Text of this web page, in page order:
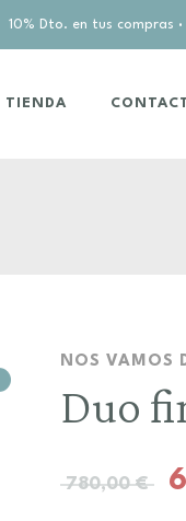
10% Dto. en tus compras ·
TIENDA
NOS VAMOS
Duo
780,00€